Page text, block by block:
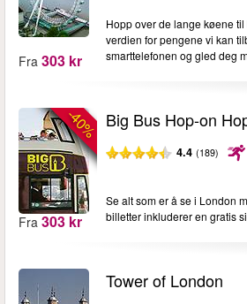
Hopp over de lange køene
verdien for pengene vi kan
smarttelefonen og gled deg
Fra 303 kr
-40% Big Bus Hop-on
4.4 (189)
Se alt som er å se i London
billetter inkluderer en gratis
Fra 303 kr
Tower of London